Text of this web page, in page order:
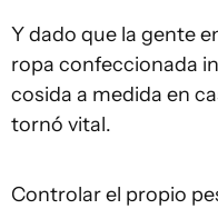
Y dado que la gente
ropa confeccionada
cosida a medida en
tornó vital.
Controlar el propio